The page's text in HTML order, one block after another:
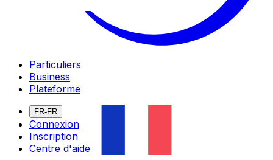
Particuliers
Business
Plateforme
FR-FR
Connexion
Inscription
Centre d'aide